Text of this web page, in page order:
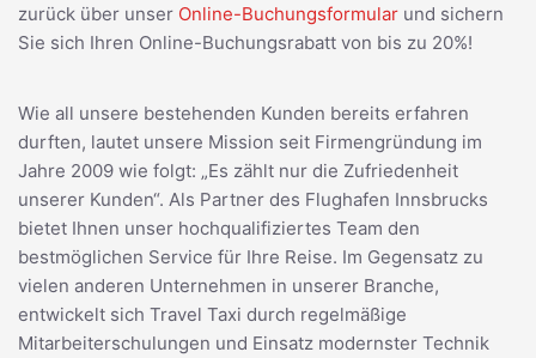
zurück über unser Online-Buchungsformular und sichern
Sie sich Ihren Online-Buchungsrabatt von bis zu 20%!
Wie all unsere bestehenden Kunden bereits erfahren
durften, lautet unsere Mission seit Firmengründung im
Jahre 2009 wie folgt: „Es zählt nur die Zufriedenheit
unserer Kunden“. Als Partner des Flughafen Innsbrucks
bietet Ihnen unser hochqualifiziertes Team den
bestmöglichen Service für Ihre Reise. Im Gegensatz zu
vielen anderen Unternehmen in unserer Branche,
entwickelt sich Travel Taxi durch regelmäßige
Mitarbeiterschulungen und Einsatz modernster Technik